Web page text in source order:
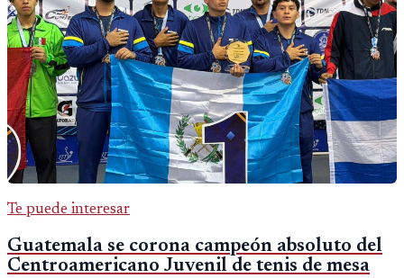
Te puede interesar
Guatemala se corona campeón absoluto del
Centroamericano Juvenil de tenis de mesa